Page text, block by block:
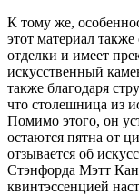
К тому же,
этот материал
отделки и имеет
искусственный
также благодаря
что столешница из
Помимо этого, он
остаются пятна от
отзывается об
Стэнфорда Мэтт
квинтэссенцией